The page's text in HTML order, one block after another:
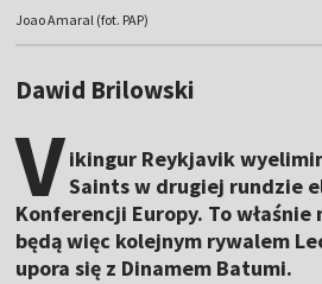
Joao Amaral (fot. PAP)
Dawid Brilowski
Vikingur Reykjavik
Saints w drugiej rundzie
Konferencji Europy. To
będą więc kolejnym rywalem
upora się z Dinamem Batumi.